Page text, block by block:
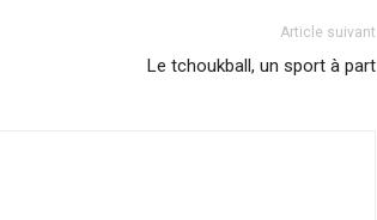
Article suivant
Le tchoukball, un sport à part